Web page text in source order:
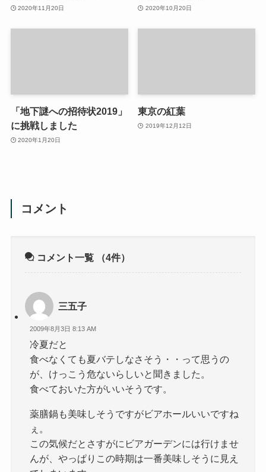
2020年11月20日 2020年10月20日
「地下謎への招待状2019」
に挑戦しました
2020年1月20日
東京の紅葉
2019年12月12日
コメント
コメント一覧 （4件）
三五子
2009年8月3日 8:13 AM
冷夏だと
食べなくても夏バテしなさそう・・って思うの
が、けっこう危ないらしいと聞きました。
食べておいた方がいいそうです。
薬膳鍋も美味しそうですがビアホールいいですね
ぇ。
この気候だとさすがにビアガーデンには行けませ
んが、やっぱりこの時期は一番美味しそうに見え